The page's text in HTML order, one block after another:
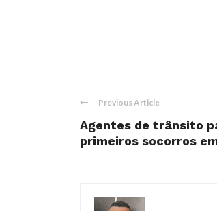
Previous Article
Agentes de trânsito
primeiros socorros